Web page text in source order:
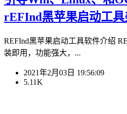
rEFInd黑苹果启动工
REFInd黑苹果启动工具软件介绍
装即用，功能强大，...
2021年2月03日 19:56:09
5.11K